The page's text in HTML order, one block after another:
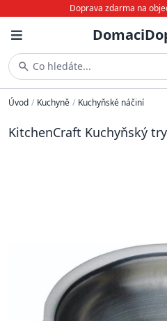
Doprava zdarma na
Co hledáte...
Úvod / Kuchyně / Kuchyňské náčiní
KitchenCraft Kuchyňský